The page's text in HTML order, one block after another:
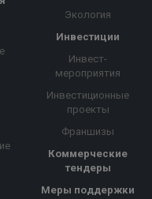
Экология
Инвестиции
Инвест-
мероприятия
Инвестиционные
проекты
Франшизы
Коммерческие
тендеры
Меры поддержки